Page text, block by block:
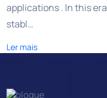
applications . In this
stabl…
Ler mais